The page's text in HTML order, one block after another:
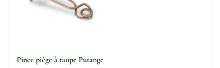
Pince piège à taupe Putange